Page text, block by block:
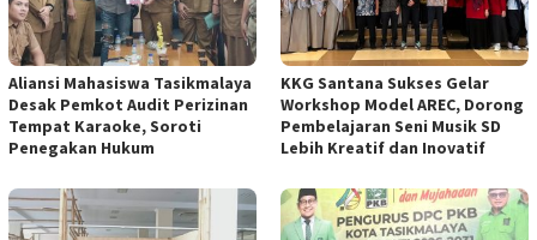
Aliansi Mahasiswa Tasikmalaya
Desak Pemkot Audit Perizinan
Tempat Karaoke, Soroti
Penegakan Hukum
KKG Santana Sukses Gelar
Workshop Model AREC, Dorong
Pembelajaran Seni Musik SD
Lebih Kreatif dan Inovatif